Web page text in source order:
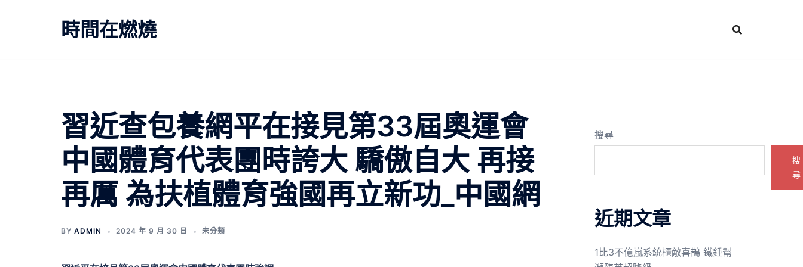
時間在燃燒
習近查包養網平在接見第33屆奧運會
中國體育代表團時誇大 驕傲自大 再接
再厲 為扶植體育強國再立新功_中國網
BY ADMIN 2024 年 9 月 30 日 未分類
搜尋
搜
尋
近期文章
1比3不億嵐系統櫃敵喜鵲 鐵錘幫